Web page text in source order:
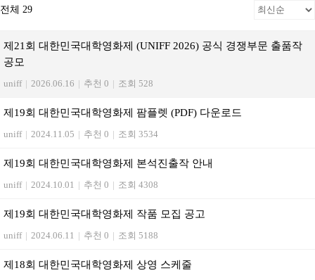
전체 29
제21회 대한민국대학영화제 (UNIFF 2026) 공식 경쟁부문 출품작
공모
uniff | 2026.06.16 | 추천 0 | 조회 528
제19회 대한민국대학영화제 팜플렛 (PDF) 다운로드
uniff | 2024.11.05 | 추천 0 | 조회 3534
제19회 대한민국대학영화제 본석진출작 안내
uniff | 2024.10.01 | 추천 0 | 조회 4308
제19회 대한민국대학영화제 작품 모집 공고
uniff | 2024.06.11 | 추천 0 | 조회 5188
제18회 대한민국대학영화제 상영 스케줄